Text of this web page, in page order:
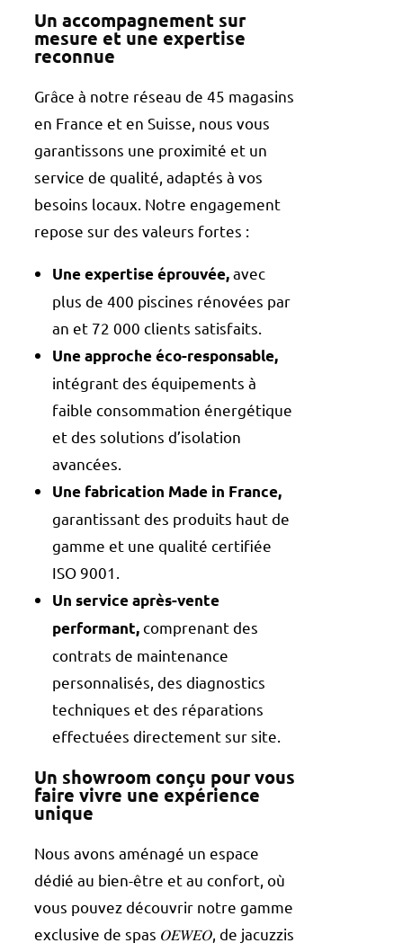
Un accompagnement sur
mesure et une expertise
reconnue
Grâce à notre réseau de 45 magasins
en France et en Suisse, nous vous
garantissons une proximité et un
service de qualité, adaptés à vos
besoins locaux. Notre engagement
repose sur des valeurs fortes :
Une expertise éprouvée,avec
plus de 400 piscines rénovées par
an et 72 000 clients satisfaits.
Une approche éco-responsable,
intégrant des équipements à
faible consommation énergétique
et des solutions d’isolation
avancées.
Une fabrication Made in France,
garantissant des produits haut de
gamme et une qualité certifiée
ISO 9001.
Un service après-vente
performant,comprenant des
contrats de maintenance
personnalisés, des diagnostics
techniques et des réparations
effectuées directement sur site.
Un showroom conçu pour vous
faire vivre une expérience
unique
Nous avons aménagé un espace
dédié au bien-être et au confort, où
vous pouvez découvrir notre gamme
exclusive de spas 𝑂𝐸𝑊𝐸𝑂, de jacuzzis